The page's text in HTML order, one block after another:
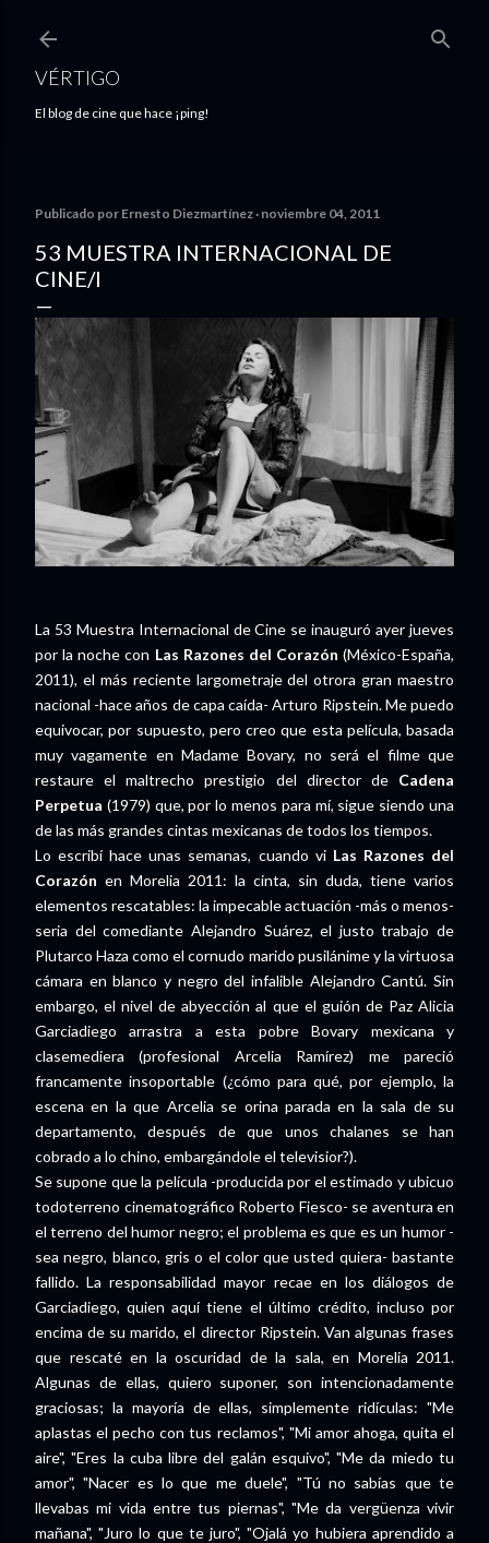
VÉRTIGO
El blog de cine que hace ¡ping!
Publicado por Ernesto Diezmartínez noviembre 04, 2011
53 MUESTRA INTERNACIONAL DE
CINE/I
La 53 Muestra Internacional de Cine se inauguró ayer jueves
por la noche con Las Razones del Corazón (México-España,
2011), el más reciente largometraje del otrora gran maestro
nacional -hace años de capa caída- Arturo Ripstein. Me puedo
equivocar, por supuesto, pero creo que esta película, basada
muy vagamente en Madame Bovary, no será el filme que
restaure el maltrecho prestigio del director de Cadena
Perpetua (1979) que, por lo menos para mí, sigue siendo una
de las más grandes cintas mexicanas de todos los tiempos.
Lo escribí hace unas semanas, cuando vi Las Razones del
Corazón en Morelia 2011: la cinta, sin duda, tiene varios
elementos rescatables: la impecable actuación -más o menos-
seria del comediante Alejandro Suárez, el justo trabajo de
Plutarco Haza como el cornudo marido pusilánime y la virtuosa
cámara en blanco y negro del infalible Alejandro Cantú. Sin
embargo, el nivel de abyección al que el guión de Paz Alicia
Garciadiego arrastra a esta pobre Bovary mexicana y
clasemediera (profesional Arcelia Ramírez) me pareció
francamente insoportable (¿cómo para qué, por ejemplo, la
escena en la que Arcelia se orina parada en la sala de su
departamento, después de que unos chalanes se han
cobrado a lo chino, embargándole el televisior?).
Se supone que la película -producida por el estimado y ubicuo
todoterreno cinematográfico Roberto Fiesco- se aventura en
el terreno del humor negro; el problema es que es un humor -
sea negro, blanco, gris o el color que usted quiera- bastante
fallido. La responsabilidad mayor recae en los diálogos de
Garciadiego, quien aquí tiene el último crédito, incluso por
encima de su marido, el director Ripstein. Van algunas frases
que rescaté en la oscuridad de la sala, en Morelia 2011.
Algunas de ellas, quiero suponer, son intencionadamente
graciosas; la mayoría de ellas, simplemente ridículas: "Me
aplastas el pecho con tus reclamos", "Mi amor ahoga, quita el
aire", "Eres la cuba libre del galán esquivo", "Me da miedo tu
amor", "Nacer es lo que me duele", "Tú no sabías que te
llevabas mi vida entre tus piernas", "Me da vergüenza vivir
mañana", "Juro lo que te juro", "Ojalá yo hubiera aprendido a